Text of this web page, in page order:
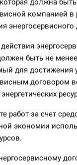
должна
компанией в
энергосервисного
быть не
для достижения
договором
работ за счет
экономии